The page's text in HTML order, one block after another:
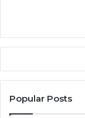
Popular Posts